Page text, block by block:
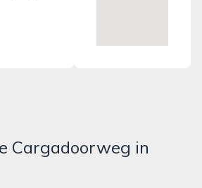
Cargadoorweg in